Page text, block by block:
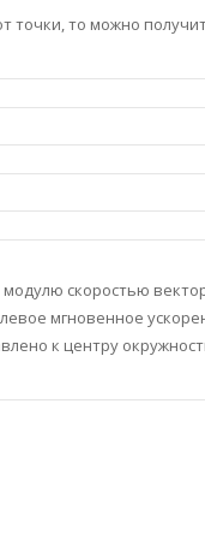
точки, то можно
скоростью
мгновенное
к центру